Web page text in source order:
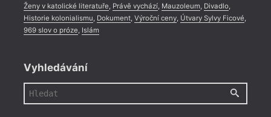
Ženy v katolické literatuře, Právě vychází, Mauzoleum, Divadlo,
Historie kolonialismu, Dokument, Výroční ceny, Útvary Sylvy Ficové,
969 slov o próze, Islám
Vyhledávání